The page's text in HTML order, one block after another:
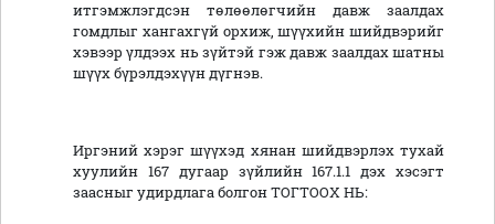
итгэмжлэгдсэн төлөөлөгчийн давж заалдах
гомдлыг хангахгүй орхиж, шүүхийн шийдвэрийг
хэвээр үлдээх нь зүйтэй гэж давж заалдах шатны
шүүх бүрэлдэхүүн дүгнэв.
Иргэний хэрэг шүүхэд хянан шийдвэрлэх тухай
хуулийн 167 дугаар зүйлийн 167.1.1 дэх хэсэгт
заасныг удирдлага болгон ТОГТООХ НЬ: